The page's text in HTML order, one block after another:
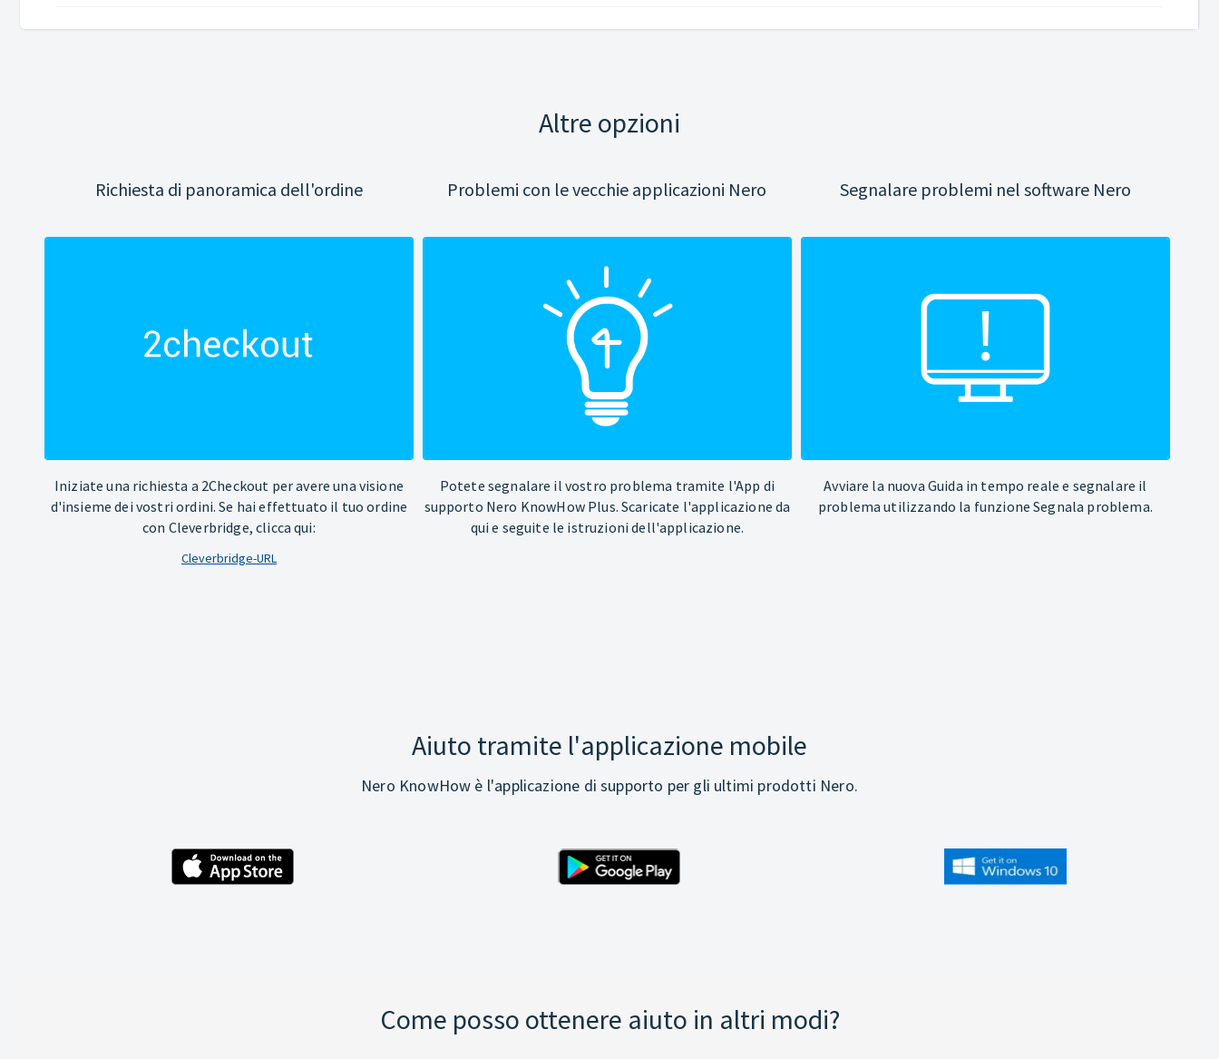
Altre opzioni
Richiesta di panoramica dell'ordine
Iniziate una richiesta a 2Checkout per avere una visione
d'insieme dei vostri ordini. Se hai effettuato il tuo ordine
con Cleverbridge, clicca qui:
Cleverbridge-URL
Problemi con le vecchie applicazioni Nero
Potete segnalare il vostro problema tramite l'App di
supporto Nero KnowHow Plus. Scaricate l'applicazione da
qui e seguite le istruzioni dell'applicazione.
Segnalare problemi nel software Nero
Avviare la nuova Guida in tempo reale e segnalare il
problema utilizzando la funzione Segnala problema.
Aiuto tramite l'applicazione mobile
Nero KnowHow è l'applicazione di supporto per gli ultimi prodotti Nero.
Come posso ottenere aiuto in altri modi?